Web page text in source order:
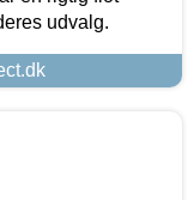
udvalg.